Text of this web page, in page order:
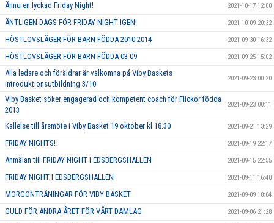
Ännu en lyckad Friday Night! 2021-10-17 12:00
ÄNTLIGEN DAGS FÖR FRIDAY NIGHT IGEN! 2021-10-09 20:32
HÖSTLOVSLÄGER FÖR BARN FÖDDA 2010-2014 2021-09-30 16:32
HÖSTLOVSLÄGER FÖR BARN FÖDDA 03-09 2021-09-25 15:02
Alla ledare och föräldrar är välkomna på Viby Baskets
introduktionsutbildning 3/10
2021-09-23 00:20
Viby Basket söker engagerad och kompetent coach för Flickor födda
2013
2021-09-23 00:11
Kallelse till årsmöte i Viby Basket 19 oktober kl 18.30 2021-09-21 13:29
FRIDAY NIGHTS! 2021-09-19 22:17
Anmälan till FRIDAY NIGHT I EDSBERGSHALLEN 2021-09-15 22:55
FRIDAY NIGHT I EDSBERGSHALLEN 2021-09-11 16:40
MORGONTRÄNINGAR FÖR VIBY BASKET 2021-09-09 10:04
GULD FÖR ANDRA ÅRET FÖR VÅRT DAMLAG 2021-09-06 21:28